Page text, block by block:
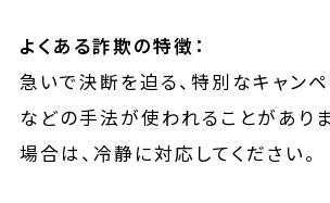
よくある詐欺の特徴：
急いで決断を迫る、特別なキャン
などの手法が使われることがあり
場合は、冷静に対応してください。